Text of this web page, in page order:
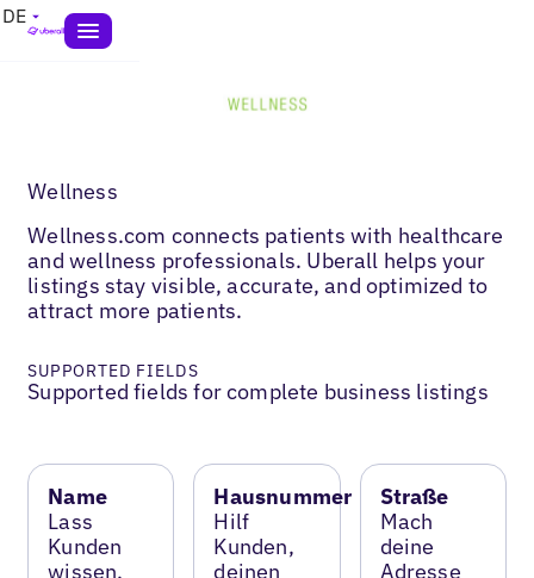
DE
Wellness
Wellness.com connects patients with healthcare
and wellness professionals. Uberall helps your
listings stay visible, accurate, and optimized to
attract more patients.
SUPPORTED FIELDS
Supported fields for complete business listings
Name
Lass
Kunden
wissen,
Hausnummer
Hilf
Kunden,
deinen
Straße
Mach
deine
Adresse